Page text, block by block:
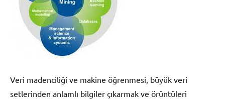
Veri madenciliği ve makine öğrenmesi, büyük veri
setlerinden anlamlı bilgiler çıkarmak ve örüntüleri